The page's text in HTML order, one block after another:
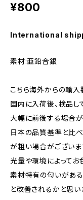
¥800
International
素材:亜鉛合銀
こちら海外からの輸入
国内に入荷後、検品
大幅に前後する場合が
日本の品質基準と比
が粗い場合がございま
光量や環境によってお
素材特有の匂いがあ
と改善されるかと思い